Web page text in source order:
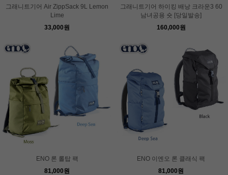
그래니트기어 Air ZippSack 9L Lemon
Lime
33,000원
그래니트기어 하이킹 배낭 크라운3 60
남녀공용 숏 [당일발송]
160,000원
ENO 론 롤탑 팩
81,000원
ENO 이엔오 론 클래식 팩
81,000원